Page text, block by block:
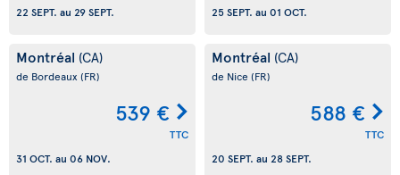
22 SEPT. au 29 SEPT.
25 SEPT. au 01 OCT.
Montréal (CA)
de Bordeaux (FR)
539 €
TTC
31 OCT. au 06 NOV.
Montréal (CA)
de Nice (FR)
588 €
TTC
20 SEPT. au 28 SEPT.